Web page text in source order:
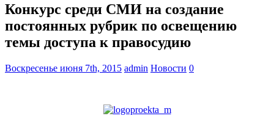
Конкурс среди СМИ на создание
постоянных рубрик по освещению
темы доступа к правосудию
Воскресенье июня 7th, 2015 admin Новости 0